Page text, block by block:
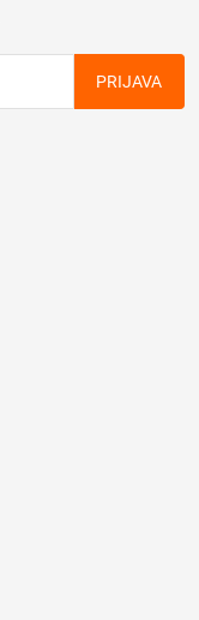
PRIJAVA